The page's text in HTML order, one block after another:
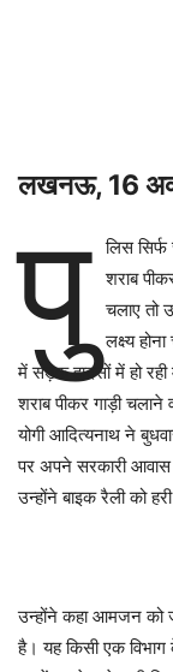
लखनऊ, 16
पु
लिस
शराब
चलाए तो
लक्ष्य
में सड़क हादसों में हो
शराब पीकर गाड़ी
योगी आदित्यनाथ ने
पर अपने सरकारी
उन्होंने बाइक रैली को
उन्होंने कहा आमजन को
है। यह किसी एक विभाग